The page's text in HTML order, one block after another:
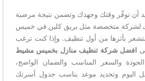
أن توفّر وقتك وجهدك وتضمن نتيجة مرضية
لشركة متخصصة مثل بريق كلين في خميس
بأثرها من أول تنظيف. وإذا كنت ترغب
افضل شركة تنظيف منازل بخميس مشيط
والسعر المناسب والضمان الواضح،
اليوم وتحديد موعد يناسب جدول أسرتك